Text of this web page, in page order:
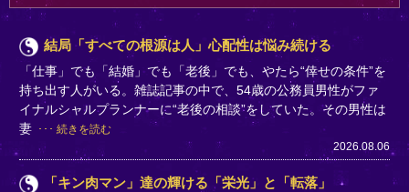
結局「すべての根源は人」心配性は悩み続ける
「仕事」でも「結婚」でも「老後」でも、やたら“倖せの条件”を
持ち出す人がいる。雑誌記事の中で、54歳の公務員男性がファ
イナルシャルプランナーに“老後の相談”をしていた。その男性は
妻
続きを読む
2026.08.06
「キン肉マン」達の輝ける「栄光」と「転落」